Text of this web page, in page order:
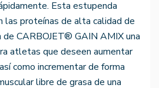
Esta estupenda
las proteínas de alta calidad de
de CARBOJET® GAIN AMIX una
atletas que deseen aumentar
como incrementar de forma
libre de grasa de una